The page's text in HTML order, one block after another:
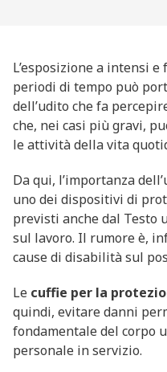
L’esposizione a intensi
periodi di tempo può
dell’udito che fa
che, nei casi più gravi,
le attività della vita
Da qui, l’importanza
uno dei dispositivi di
previsti anche dal Testo
sul lavoro. Il rumore è,
cause di disabilità sul
Le cuffie per la
quindi, evitare danni
fondamentale del corpo
personale in servizio.